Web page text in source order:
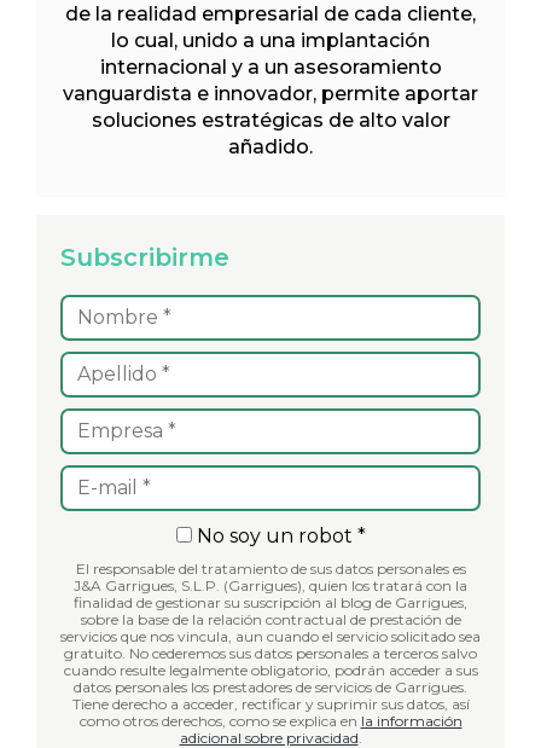
de la realidad empresarial de cada cliente,
lo cual, unido a una implantación
internacional y a un asesoramiento
vanguardista e innovador, permite aportar
soluciones estratégicas de alto valor
añadido.
Subscribirme
No soy un robot *
El responsable del tratamiento de sus datos personales es
J&A Garrigues, S.L.P. (Garrigues), quien los tratará con la
finalidad de gestionar su suscripción al blog de Garrigues,
sobre la base de la relación contractual de prestación de
servicios que nos vincula, aun cuando el servicio solicitado sea
gratuito. No cederemos sus datos personales a terceros salvo
cuando resulte legalmente obligatorio, podrán acceder a sus
datos personales los prestadores de servicios de Garrigues.
Tiene derecho a acceder, rectificar y suprimir sus datos, así
como otros derechos, como se explica en la información
adicional sobre privacidad